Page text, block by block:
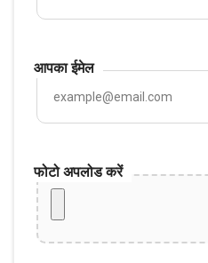
आपका ईमेल
फोटो अपलोड करें